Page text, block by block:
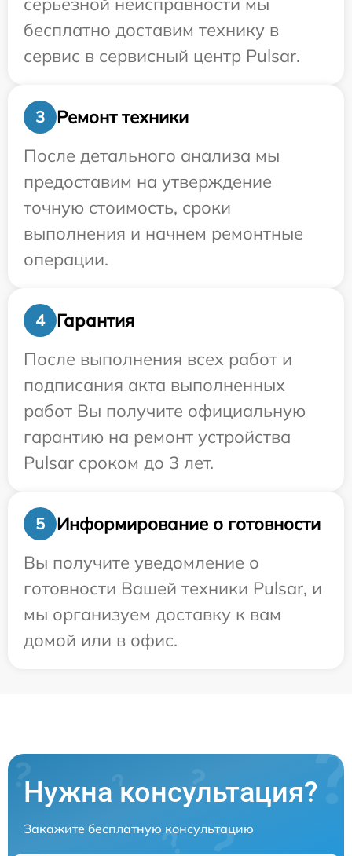
бесплатно доставим технику в
сервис в сервисный центр Pulsar.
3
Ремонт техники
После детального анализа мы
предоставим на утверждение
точную стоимость, сроки
выполнения и начнем ремонтные
операции.
4
Гарантия
После выполнения всех работ и
подписания акта выполненных
работ Вы получите официальную
гарантию на ремонт устройства
Pulsar сроком до 3 лет.
5
Информирование о готовности
Вы получите уведомление о
готовности Вашей техники Pulsar, и
мы организуем доставку к вам
домой или в офис.
Нужна консультация?
Закажите бесплатную консультацию